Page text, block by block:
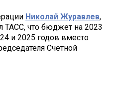
Николай Журавлев,
ТАСС, что бюджет на 2023
и 2025 годов вместо
Счетной